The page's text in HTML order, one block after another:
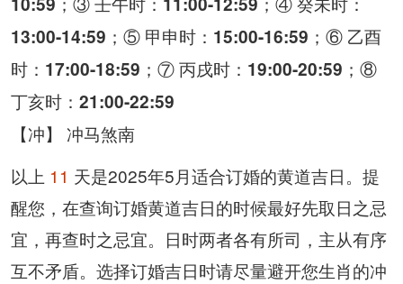
13:00-14:59 ；⑤ 甲申时： 15:00-16:59 ；⑥ 乙酉
时： 17:00-18:59 ；⑦ 丙戌时： 19:00-20:59 ；⑧
丁亥时： 21:00-22:59
【冲】 冲马煞南
以上 11 天是2025年5月适合订婚的黄道吉日。提
醒您，在查询订婚黄道吉日的时候最好先取日之忌
宜，再查时之忌宜。日时两者各有所司，主从有序
互不矛盾。选择订婚吉日时请尽量避开您生肖的冲